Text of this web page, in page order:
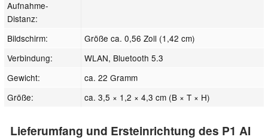
Aufnahme-
Distanz:
Bildschirm:
Größe ca. 0,56 Zoll (1,42 cm)
Verbindung:
WLAN, Bluetooth 5.3
Gewicht:
ca. 22 Gramm
Größe:
ca. 3,5 × 1,2 × 4,3 cm (B × T × H)
Lieferumfang und Ersteinrichtung des P1 AI